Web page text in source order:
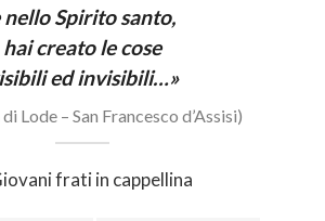
nello Spirito santo,
hai creato le cose
ed invisibili…»
Lode – San Francesco d’Assisi)